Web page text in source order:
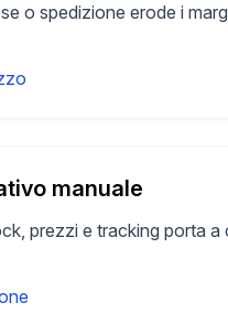
o spedizione erode i
manuale
prezzi e tracking porta